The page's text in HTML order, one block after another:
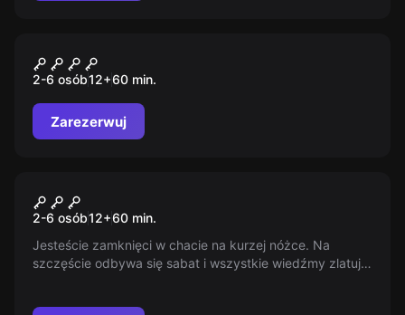
Magia Hogwartu
2-6 osób12+60 min.
Zarezerwuj
Chata Wiedźmy
2-6 osób12+60 min.
Jesteście zamknięci w chacie na kurzej nóżce. Na
szczęście odbywa się sabat i wszystkie wiedźmy zlatują